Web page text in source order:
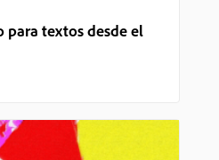
para textos desde el